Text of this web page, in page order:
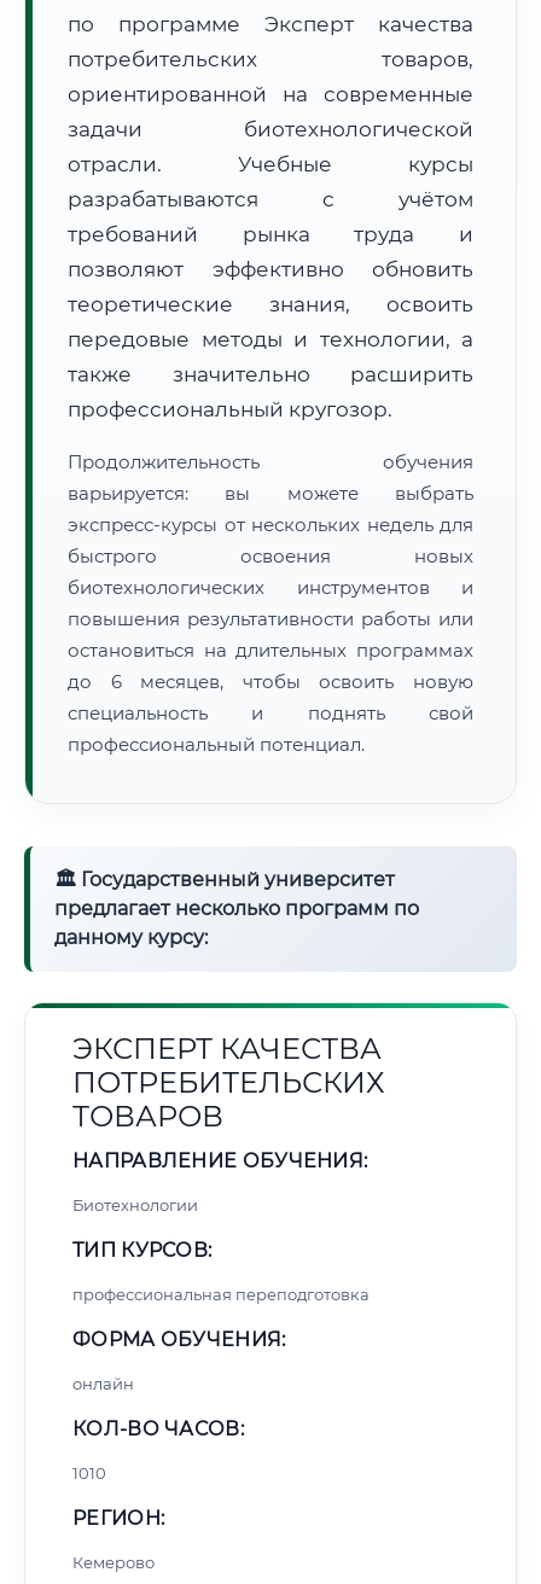
Расчет логистики оригиналов:
• Маршрут транзита:
• Экспресс-доставка СДЭК / Почтой:
1–2 рабочих дня
📜 Документы и аккредитация ФИС ФРДО
🔍Нажмите на документ для увеличения и просмотра
по программе Эксперт качества
потребительских товаров,
ориентированной на современные
задачи биотехнологической
отрасли. Учебные курсы
разрабатываются с учётом
требований рынка труда и
позволяют эффективно обновить
теоретические знания, освоить
передовые методы и технологии, а
также значительно расширить
профессиональный кругозор.
Продолжительность обучения
варьируется: вы можете выбрать
экспресс-курсы от нескольких недель для
быстрого освоения новых
биотехнологических инструментов и
повышения результативности работы или
остановиться на длительных программах
до 6 месяцев, чтобы освоить новую
специальность и поднять свой
профессиональный потенциал.
🏛 Государственный университет
предлагает несколько программ по
данному курсу:
ЭКСПЕРТ КАЧЕСТВА
ПОТРЕБИТЕЛЬСКИХ
ТОВАРОВ
НАПРАВЛЕНИЕ ОБУЧЕНИЯ:
Биотехнологии
ТИП КУРСОВ:
профессиональная переподготовка
ФОРМА ОБУЧЕНИЯ:
онлайн
КОЛ-ВО ЧАСОВ:
1010
РЕГИОН:
Кемерово